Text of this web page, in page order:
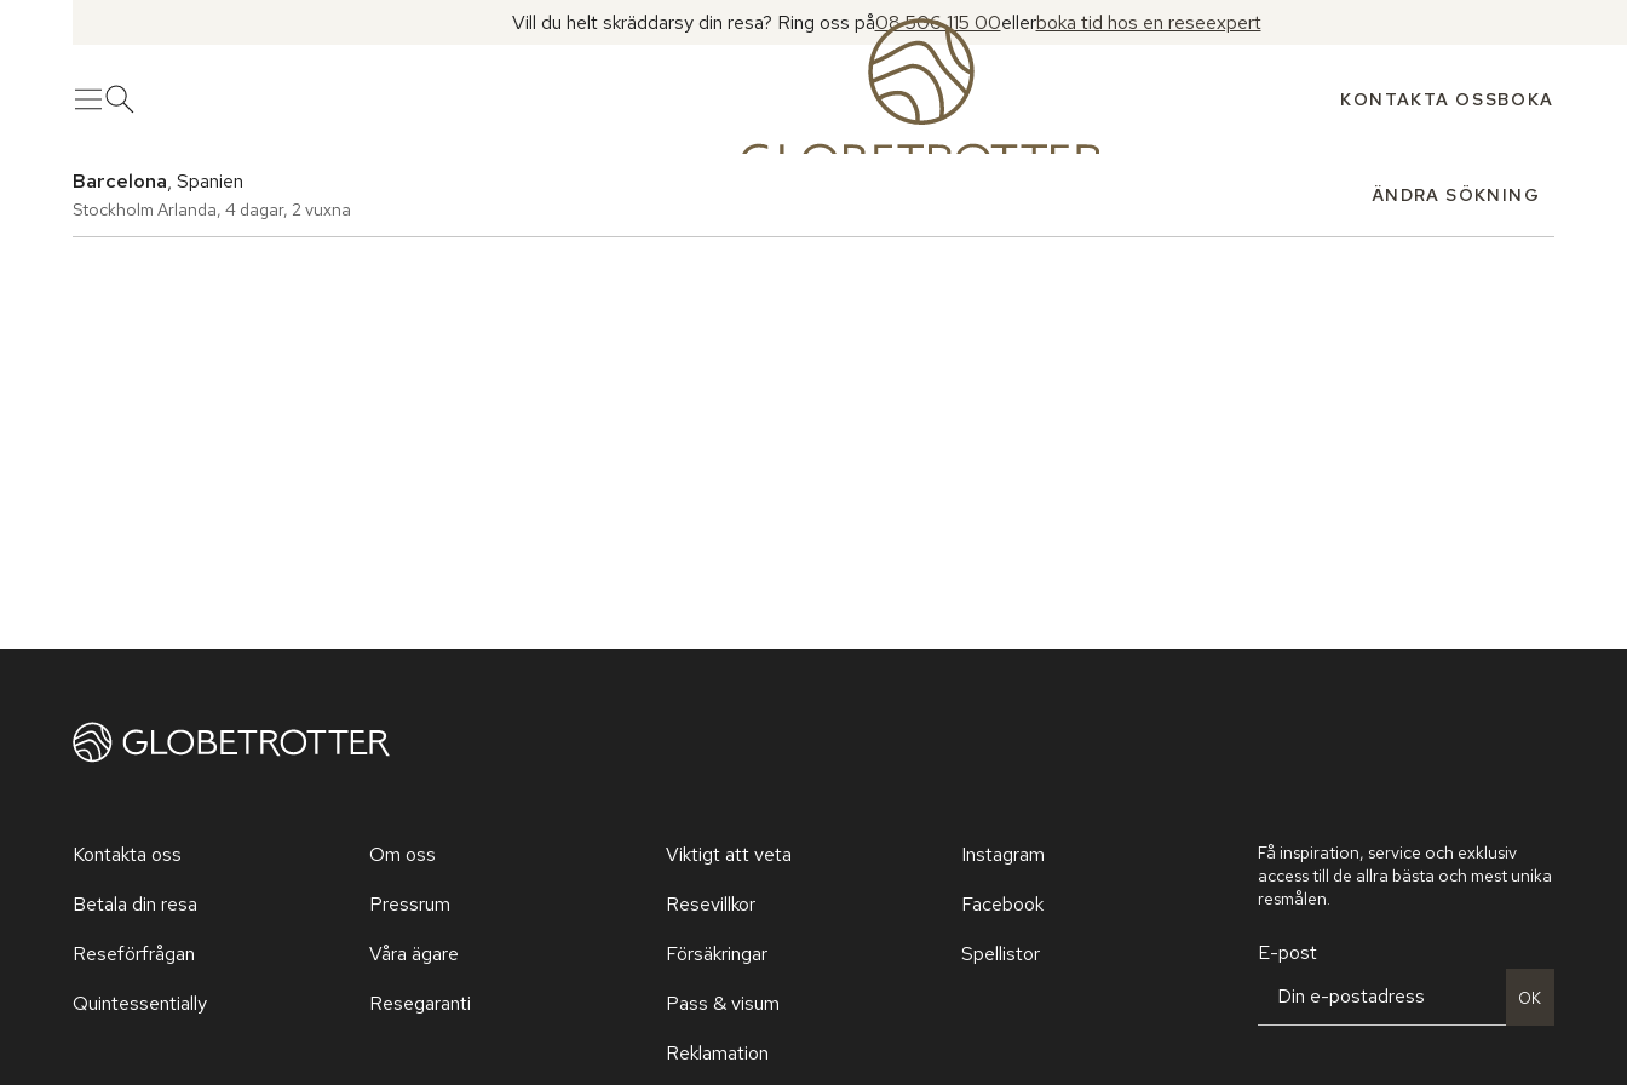
Vill du helt skräddarsy din resa? Ring oss på08 506 115 00ellerboka tid hos en reseexpert
MenyÖppna sök KONTAKTA OSSBOKA
Barcelona, Spanien
Stockholm Arlanda, 4 dagar, 2 vuxna
ÄNDRA SÖKNING
Kontakta oss
Betala din resa
Reseförfrågan
Quintessentially
Om oss
Pressrum
Våra ägare
Resegaranti
Viktigt att veta
Resevillkor
Försäkringar
Pass & visum
Reklamation
Instagram
Facebook
Spellistor
Få inspiration, service och exklusiv
access till de allra bästa och mest unika
resmålen.
E-post
OK